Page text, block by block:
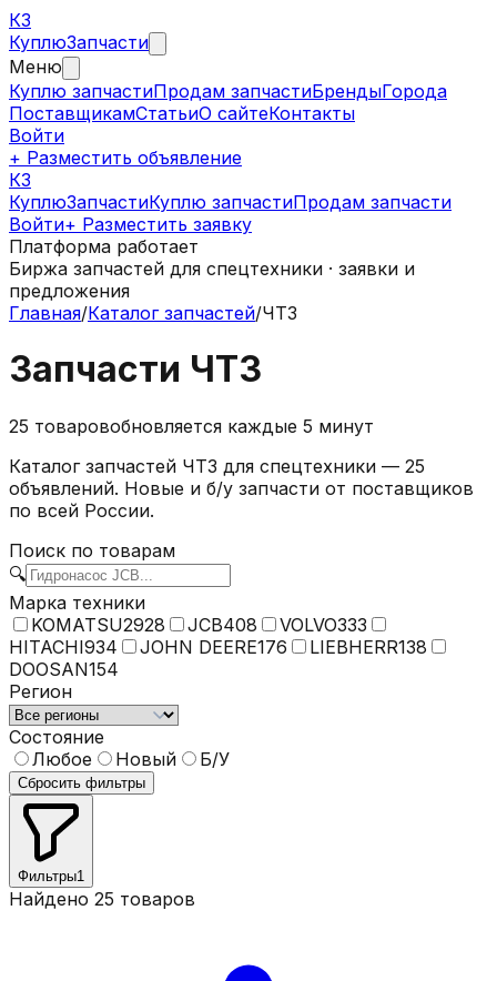
КЗ
КуплюЗапчасти
Меню
Куплю запчастиПродам запчастиБрендыГорода
ПоставщикамСтатьиО сайтеКонтакты
Войти
+ Разместить объявление
КЗ
КуплюЗапчастиКуплю запчастиПродам запчасти
Войти+ Разместить заявку
Платформа работает
Биржа запчастей для спецтехники · заявки и
предложения
Главная/Каталог запчастей/ЧТЗ
Запчасти ЧТЗ
25 товаровобновляется каждые 5 минут
Каталог запчастей ЧТЗ для спецтехники — 25
объявлений. Новые и б/у запчасти от поставщиков
по всей России.
Поиск по товарам
🔍
Марка техники
KOMATSU2928 JCB408 VOLVO333
HITACHI934 JOHN DEERE176 LIEBHERR138
DOOSAN154
Регион
Состояние
Любое
Новый Б/У
Сбросить фильтры
Фильтры1
Найдено 25 товаров